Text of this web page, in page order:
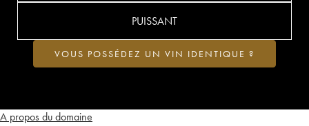
A propos du domaine
PUISSANT
VOUS POSSÉDEZ UN VIN IDENTIQUE ?